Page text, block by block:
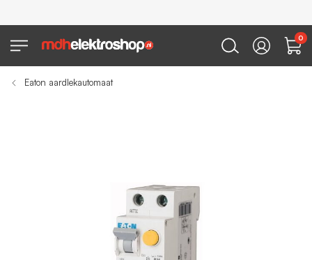
0
Eaton aardlekautomaat